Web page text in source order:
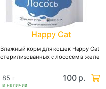
Happy Cat
Влажный корм для кошек Happy Cat
стерилизованных с лососем в желе
в наличии
85 г 100 р.